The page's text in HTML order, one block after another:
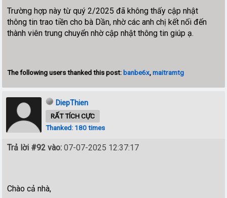
Trường hợp này từ quý 2/2025 đã không thấy cập nhật
thông tin trao tiền cho bà Dần, nhờ các anh chị kết nối đến
thành viên trung chuyển nhờ cập nhật thông tin giúp ạ.
The following users thanked this post: banbe6x,maitramtg
DiepThien
RẤT TÍCH CỰC
Thanked: 180 times
Trả lời #92 vào: 07-07-2025 12:37:17
Chào cả nhà,